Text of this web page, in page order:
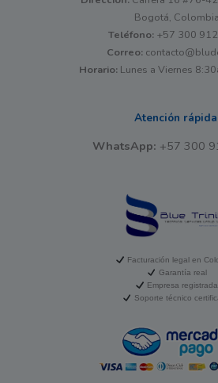
Bogotá, Colombia
Teléfono: +57 300
Correo:
Horario:Lunes a Viernes
Atención
WhatsApp: +57 300
Facturación legal en
Garantía real
Empresa registrada
Soporte técnico